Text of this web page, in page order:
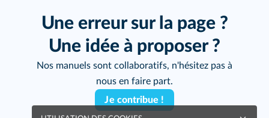
Une erreur sur la page ?
Une idée à proposer ?
Nos manuels sont collaboratifs, n'hésitez pas à
nous en faire part.
Je contribue !